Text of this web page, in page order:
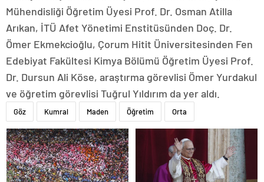
Mühendisliği Öğretim Üyesi Prof. Dr. Osman Atilla
Arıkan, İTÜ Afet Yönetimi Enstitüsünden Doç. Dr.
Ömer Ekmekcioğlu, Çorum Hitit Üniversitesinden Fen
Edebiyat Fakültesi Kimya Bölümü Öğretim Üyesi Prof.
Dr. Dursun Ali Köse, araştırma görevlisi Ömer Yurdakul
ve öğretim görevlisi Tuğrul Yıldırım da yer aldı.
Göz Kumral Maden Öğretim Orta